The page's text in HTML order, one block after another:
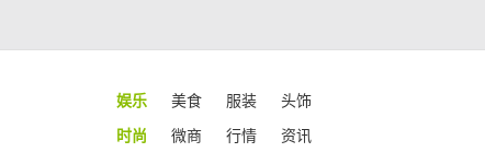
娱乐 美食 服装
头饰
时尚 微商 行情 资讯